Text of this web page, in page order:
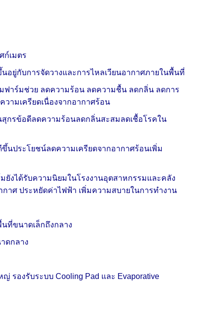
ก์เมตร
ยู่กับการจัดวางและการไหลเวียนอากาศภายในพื้นที่
ฟาร์มช่วย ลดความร้อน ลดความชื้น ลดกลิ่น ลดการ
วามเครียดเนื่องจากอากาศร้อน
กรข้อดีลดความร้อนลดกลิ่นสะสมลดเชื้อโรคใน
นประโยชน์ลดความเครียดจากอากาศร้อนเพิ่ม
ยังได้รับความนิยมในโรงงานอุตสาหกรรมและคลัง
าศ ประหยัดค่าไฟฟ้า เพิ่มความสบายในการทำงาน
ที่ขนาดเล็กถึงกลาง
ดกลาง
รองรับระบบ Cooling Pad และ Evaporative